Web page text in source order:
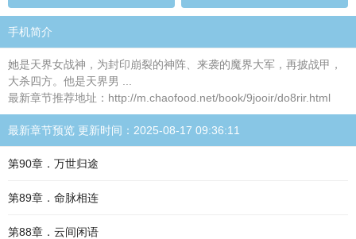
手机简介
她是天界女战神，为封印崩裂的神阵、来袭的魔界大军，再披战甲，
大杀四方。他是天界男 ...
最新章节推荐地址：http://m.chaofood.net/book/9jooir/do8rir.html
最新章节预览 更新时间：2025-08-17 09:36:11
第90章．万世归途
第89章．命脉相连
第88章．云间闲语